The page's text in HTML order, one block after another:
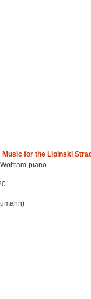
Music for the Lipinski
piano